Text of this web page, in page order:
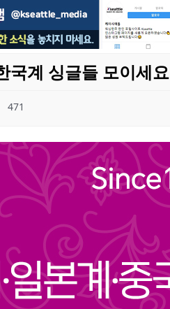
계 싱글들 모이세요
471